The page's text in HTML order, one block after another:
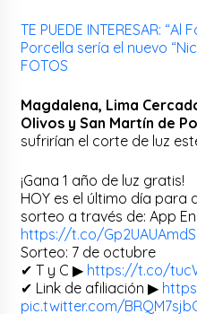
TE PUEDE INTERESAR:
Porcella sería el nuevo
FOTOS
Magdalena, Lima
Olivos y San Martín de
sufrirían el corte de luz
¡Gana 1 año de luz gratis!
HOY es el último día para
sorteo a través de: App
https://t.co/Gp2UAUAmdS
Sorteo: 7 de octubre
✔ T y C ▶ https://t.co/
✔ Link de afiliación ▶
pic.twitter.com/